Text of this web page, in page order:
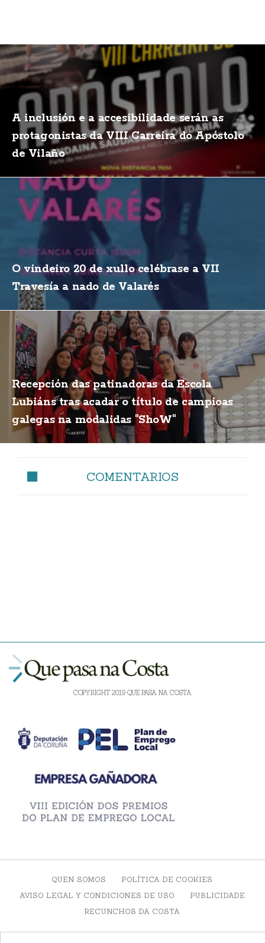
A inclusión e a accesibilidade serán as
protagonistas da VIII Carreira do Apóstolo
de Vilaño
O vindeiro 20 de xullo celébrase a VII
Travesía a nado de Valarés
Recepción das patinadoras da Escola
Lubiáns tras acadar o título de campioas
galegas na modalidas "ShoW"
COMENTARIOS
COPYRIGHT 2019 QUE PASA NA COSTA
QUEN SOMOS
POLÍTICA DE COOKIES
AVISO LEGAL Y CONDICIONES DE USO
PUBLICIDADE
RECUNCHOS DA COSTA